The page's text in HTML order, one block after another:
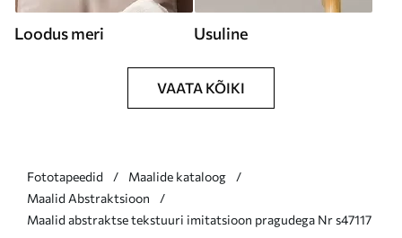
Loodus meri Usuline
VAATA KÕIKI
Fototapeedid
Maalide kataloog
Maalid Abstraktsioon
Maalid abstraktse tekstuuri imitatsioon pragudega Nr s47117